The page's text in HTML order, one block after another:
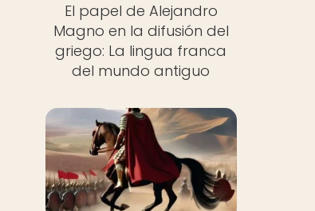
El papel de Alejandro
Magno en la difusión del
griego: La lingua franca
del mundo antiguo